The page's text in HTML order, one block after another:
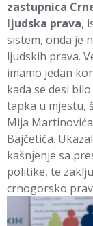
zastupnica
ljudska prava,
sistem, onda je
ljudskih prava.
imamo jedan
kada se desi
tapka u mjestu,
Mija
Bajčetića.
kašnjenje sa
politike, te
crnogorsko